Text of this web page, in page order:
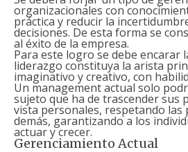
organizacionales con
práctica y reducir la
decisiones. De esta forma se
al éxito de la empresa.
Para este logro se debe encarar
liderazgo constituya la arista
imaginativo y creativo, con
Un management actual solo
sujeto que ha de trascender sus
vista personales, respetando
demás, garantizando a los
actuar y crecer.
Gerenciamiento Actual